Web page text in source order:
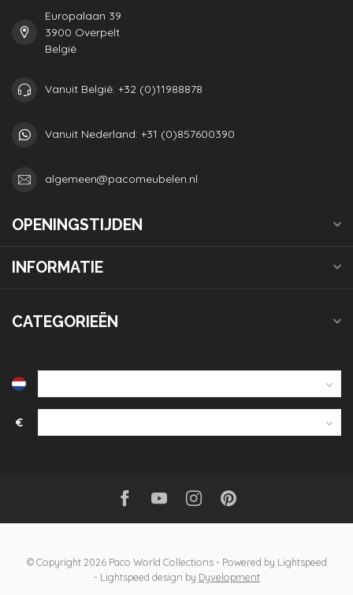
Europalaan 39
3900 Overpelt
België
Vanuit België: +32 (0)11988878
Vanuit Nederland: +31 (0)857600390
algemeen@pacomeubelen.nl
OPENINGSTIJDEN
INFORMATIE
CATEGORIEËN
€
© Copyright 2026 Paco World Collections- Powered by Lightspeed
- Lightspeed design by Dyvelopment